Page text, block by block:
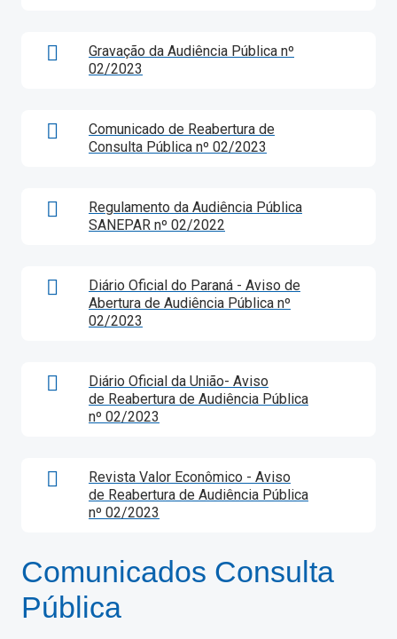
Gravação da Audiência Pública nº
02/2023
Comunicado de Reabertura de
Consulta Pública nº 02/2023
Regulamento da Audiência Pública
SANEPAR nº 02/2022
Diário Oficial do Paraná - Aviso de
Abertura de Audiência Pública nº
02/2023
Diário Oficial da União- Aviso
de Reabertura de Audiência Pública
nº 02/2023
Revista Valor Econômico - Aviso
de Reabertura de Audiência Pública
nº 02/2023
Comunicados Consulta
Pública